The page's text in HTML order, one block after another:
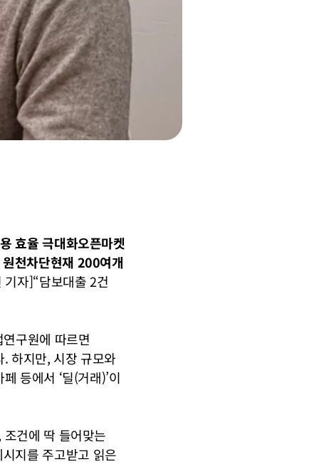
효율 극대화오픈마켓
천차단현재 200여개
자]“담보대출 2건
구원에 따르면
하지만, 시장 규모와
등에서 ‘딜(거래)’이
건에 딱 들어맞는
지를 주고받고 읽은